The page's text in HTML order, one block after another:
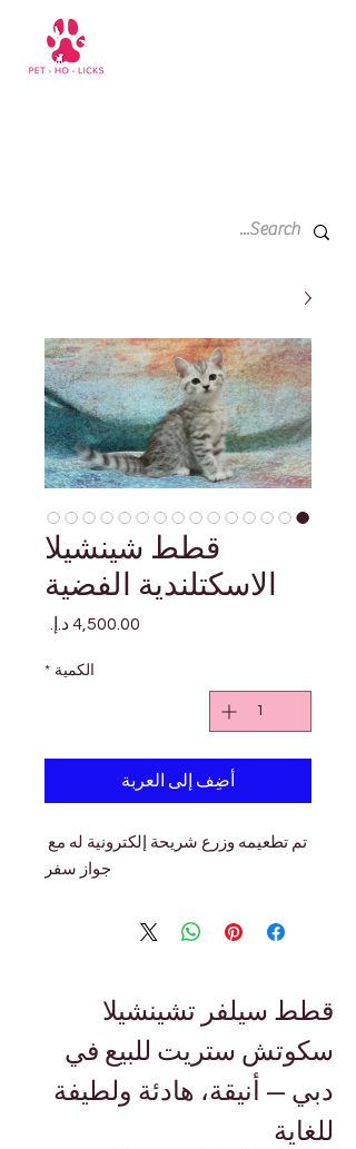
قطط شينشيلا
الاسكتلندية الفضية
الكمية *
أضِف إلى العربة
جواز سفر
قطط سيلفر تشينشيلا
سكوتش ستريت للبيع في
دبي — أنيقة، هادئة ولطيفة
للغاية